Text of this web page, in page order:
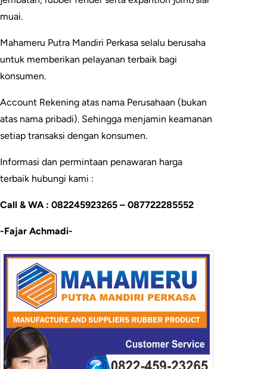
muai.
Mahameru Putra Mandiri Perkasa selalu berusaha
untuk memberikan pelayanan terbaik bagi
konsumen.
Account Rekening atas nama Perusahaan (bukan
atas nama pribadi). Sehingga menjamin keamanan
setiap transaksi dengan konsumen.
Informasi dan permintaan penawaran harga
terbaik hubungi kami :
Call & WA : 082245923265 – 087722285552
-Fajar Achmadi-